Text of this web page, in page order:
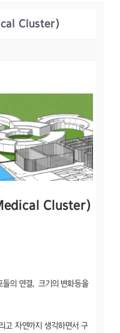
Cluster)
Cluster)
의 연결, 크기의 변화등을
고 자연까지 생각하면서 구